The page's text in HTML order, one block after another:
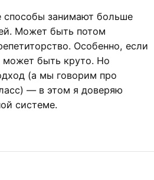
способы занимают больше
Может быть потом
Особенно, если
может быть круто. Но
(а мы говорим про
— в этом я доверяю
системе.